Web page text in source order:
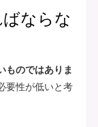
ならな
ものではありま
要性が低いと考